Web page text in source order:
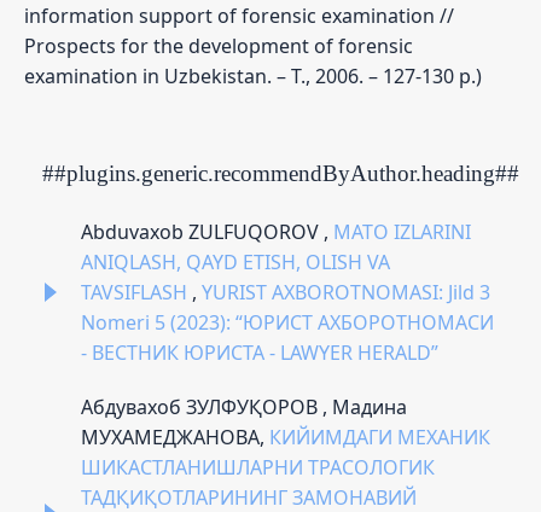
information support of forensic examination //
Prospects for the development of forensic
examination in Uzbekistan. – T., 2006. – 127-130 p.)
##plugins.generic.recommendByAuthor.heading##
Abduvaxob ZULFUQOROV , MATO IZLARINI
ANIQLASH, QAYD ETISH, OLISH VA
TAVSIFLASH , YURIST AXBOROTNOMASI: Jild 3
Nomeri 5 (2023): “ЮРИСТ АХБОРОТНОМАСИ
- ВЕСТНИК ЮРИСТА - LAWYER HERALD”
Абдувахоб ЗУЛФУҚОРОВ , Мадина
МУХАМЕДЖАНОВА, КИЙИМДАГИ МEХАНИК
ШИКАСТЛАНИШЛАРНИ ТРАСOЛOГИК
ТАДҚИҚОТЛАРИНИНГ ЗАМOНАВИЙ